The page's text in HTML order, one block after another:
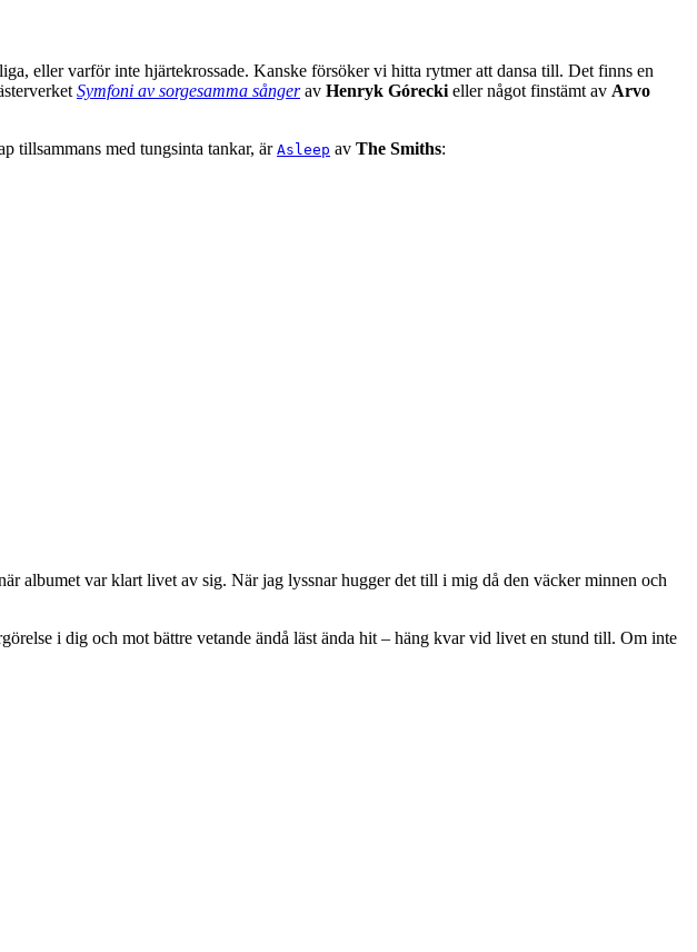
eller varför inte hjärtekrossade. Kanske försöker vi hitta rytmer att dansa till. Det finns en
Symfoni av sorgesamma sångerav Henryk Górecki eller något finstämt av Arvo
tillsammans med tungsinta tankar, är Asleep av The Smiths:
albumet var klart livet av sig. När jag lyssnar hugger det till i mig då den väcker minnen och
i dig och mot bättre vetande ändå läst ända hit – häng kvar vid livet en stund till. Om inte